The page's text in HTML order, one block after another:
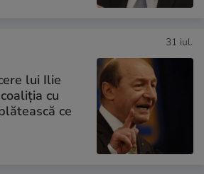
31 iul.
lui Ilie
cu
ce